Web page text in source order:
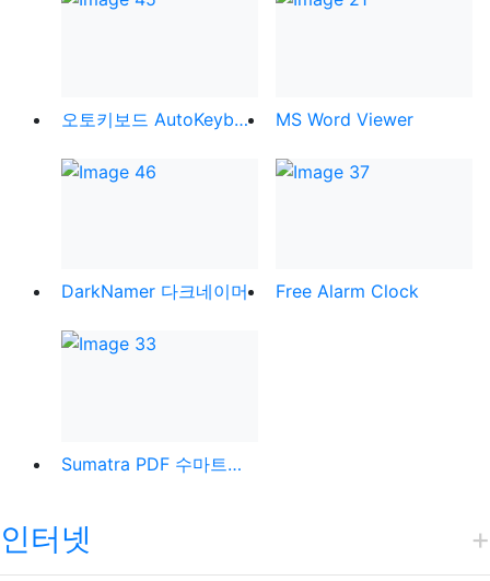
오토키보드 AutoKeyboard MS Word Viewer
DarkNamer 다크네이머 Free Alarm Clock
Sumatra PDF 수마트라 PDF
인터넷